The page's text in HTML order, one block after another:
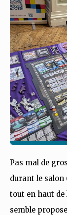
Pas mal de
durant le salon
tout en haut
semble